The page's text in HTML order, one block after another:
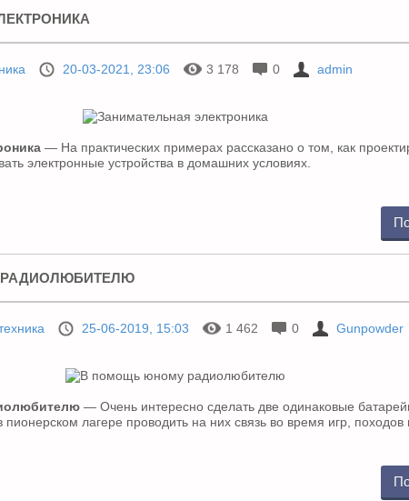
20-03-2021, 23:06 3 178 0 admin
— На практических примерах рассказано о том, как
электронные устройства в домашних условиях.
25-06-2019, 15:03 1 462 0 Gunpowder
— Очень интересно сделать две одинаковые
лагере проводить на них связь во время игр, походов